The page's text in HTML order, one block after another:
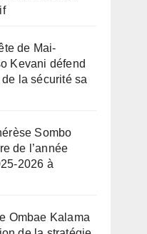
de Mai-
Kevani défend
la sécurité sa
Sombo
de l’année
2026 à
Ombae Kalama